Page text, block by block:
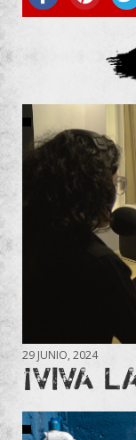
29 JUNIO, 2024
¡VIVA